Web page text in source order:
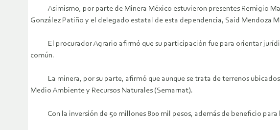
Asimismo, por parte de Minera México estuvieron presentes Remigio
González Patiño y el delegado estatal de esta dependencia, Said Mendoza
El procurador Agrario afirmó que su participación fue para orientar
común.
La minera, por su parte, afirmó que aunque se trata de terrenos ubicados
Medio Ambiente y Recursos Naturales (Semarnat).
Con la inversión de 50 millones 800 mil pesos, además de beneficio para